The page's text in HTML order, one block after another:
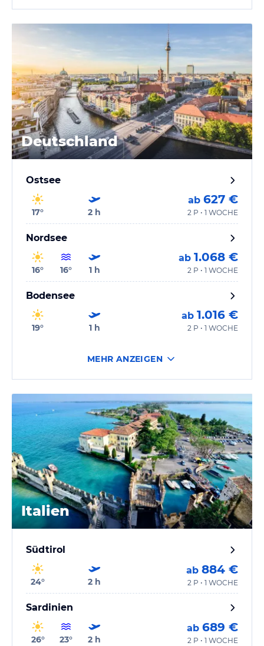
Deutschland
Ostsee
17° 2 h
ab 627 €
2 P • 1 WOCHE
Nordsee
16° 16° 1h
ab 1.068 €
2 P • 1 WOCHE
Bodensee
19° 1h
ab 1.016 €
2 P • 1 WOCHE
MEHR ANZEIGEN
Italien
Südtirol
24° 2 h
ab 884 €
2 P • 1 WOCHE
Sardinien
26° 23° 2 h
ab 689 €
2 P • 1 WOCHE